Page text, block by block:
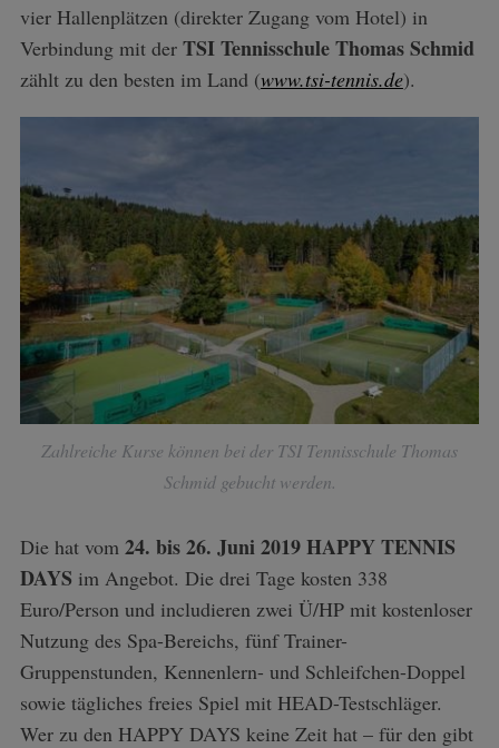
vier Hallenplätzen (direkter Zugang vom Hotel) in
Verbindung mit der TSI Tennisschule Thomas Schmid
zählt zu den besten im Land (www.tsi-tennis.de).
Zahlreiche Kurse können bei der TSI Tennisschule Thomas
Schmid gebucht werden.
Die hat vom 24. bis 26. Juni 2019HAPPY TENNIS
DAYS im Angebot. Die drei Tage kosten 338
Euro/Person und includieren zwei Ü/HP mit kostenloser
Nutzung des Spa-Bereichs, fünf Trainer-
Gruppenstunden, Kennenlern- und Schleifchen-Doppel
sowie tägliches freies Spiel mit HEAD-Testschläger.
Wer zu den HAPPY DAYS keine Zeit hat – für den gibt